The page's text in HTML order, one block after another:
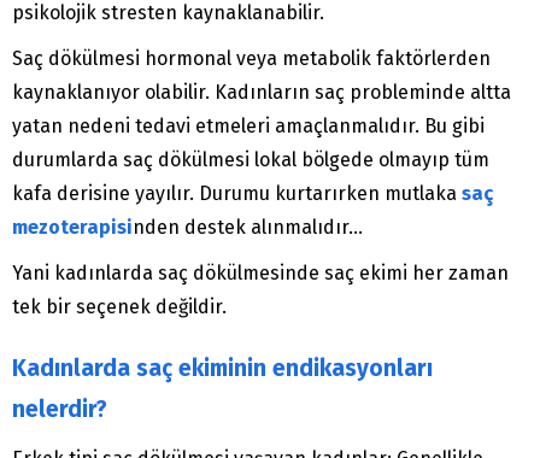
psikolojik stresten kaynaklanabilir.
Saç dökülmesi hormonal veya metabolik faktörlerden
kaynaklanıyor olabilir. Kadınların saç probleminde altta
yatan nedeni tedavi etmeleri amaçlanmalıdır. Bu gibi
durumlarda saç dökülmesi lokal bölgede olmayıp tüm
kafa derisine yayılır. Durumu kurtarırken mutlaka saç
mezoterapisinden destek alınmalıdır…
Yani kadınlarda saç dökülmesinde saç ekimi her zaman
tek bir seçenek değildir.
Kadınlarda saç ekiminin endikasyonları
nelerdir?